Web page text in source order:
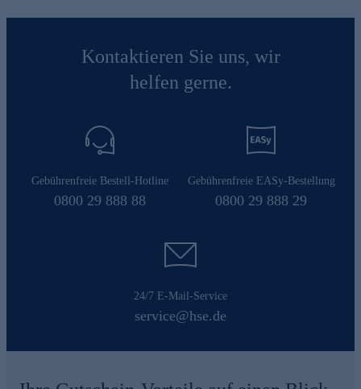
Kontaktieren Sie uns, wir
helfen gerne.
Gebührenfreie Bestell-Hotline
0800 29 888 88
Gebührenfreie EASy-Bestellung
0800 29 888 29
24/7 E-Mail-Service
service@hse.de